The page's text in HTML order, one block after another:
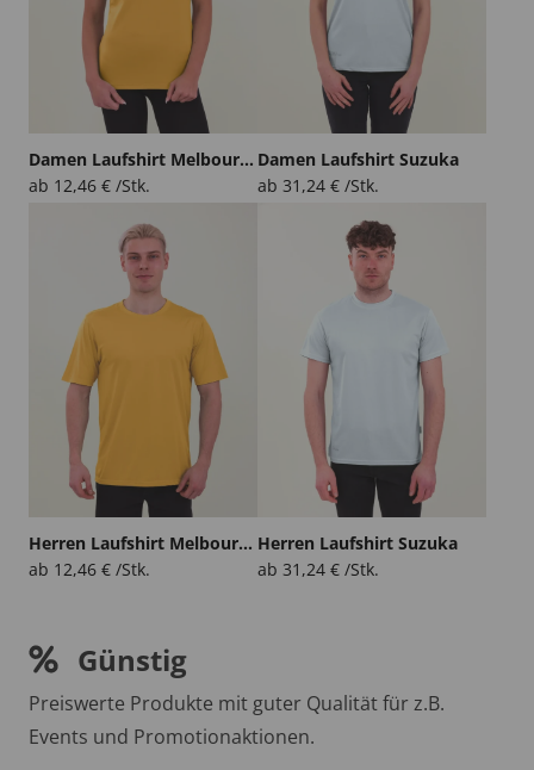
Damen Laufshirt Melbourne
ab 12,46 € /Stk.
Damen Laufshirt Suzuka
ab 31,24 € /Stk.
Herren Laufshirt Melbourne
ab 12,46 € /Stk.
Herren Laufshirt Suzuka
ab 31,24 € /Stk.
Günstig
Preiswerte Produkte mit guter Qualität für z.B.
Events und Promotionaktionen.